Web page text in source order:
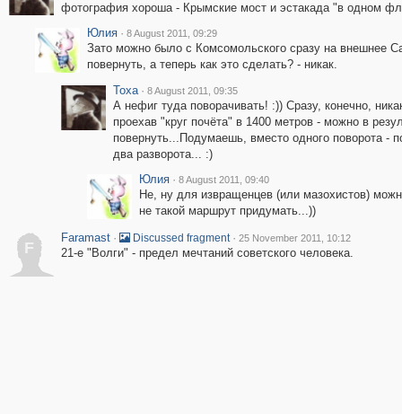
фотография хороша - Крымские мост и эстакада "в одном
Юлия · 8 August 2011, 09:29
Зато можно было с Комсомольского сразу на внешнее
повернуть, а теперь как это сделать? - никак.
Toxa · 8 August 2011, 09:35
А нефиг туда поворачивать! :)) Сразу, конечно,
проехав "круг почёта" в 1400 метров - можно в
повернуть...Подумаешь, вместо одного поворота -
два разворота... :)
Юлия · 8 August 2011, 09:40
Не, ну для извращенцев (или мазохистов)
не такой маршрут придумать...))
F
Faramast · Discussed fragment · 25 November 2011, 10:12
21-е "Волги" - предел мечтаний советского человека.